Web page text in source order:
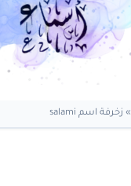
» زخرفة اسم salami